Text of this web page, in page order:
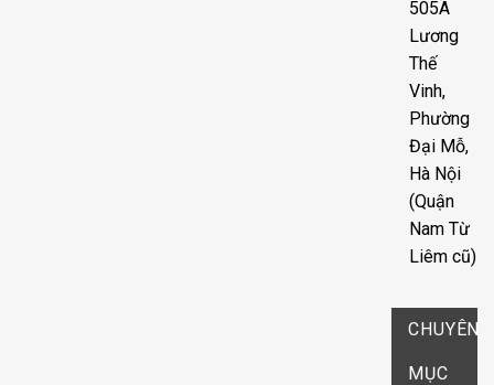
505A
Lương
Thế
Vinh,
Phường
Đại Mỗ,
Hà Nội
(Quận
Nam Từ
Liêm cũ)
CHUYÊN
MỤC